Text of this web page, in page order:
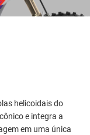
helicoidais do
e integra a
em uma única